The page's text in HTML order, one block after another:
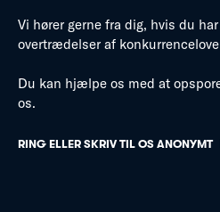
Vi hører gerne fra dig, hvis du
overtrædelser af
Du kan hjælpe os med at
os.
RING ELLER SKRIV TIL OS ANONYMT